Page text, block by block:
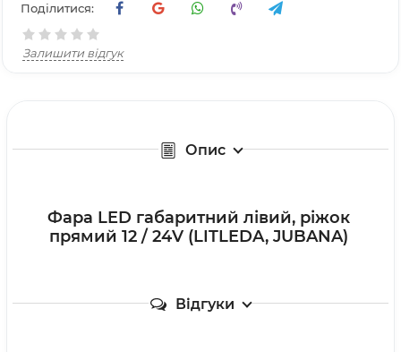
Поділитися:
Залишити відгук
Опис
Фара LED габаритний лівий, ріжок
прямий 12 / 24V (LITLEDA, JUBANA)
Відгуки